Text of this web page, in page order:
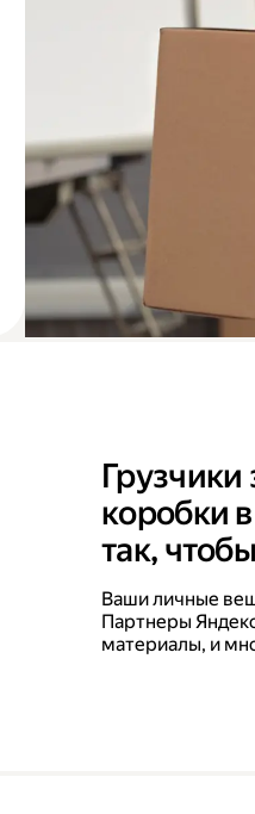
Грузчики
коробки
так,
Ваши личные
Партнеры
материалы, и